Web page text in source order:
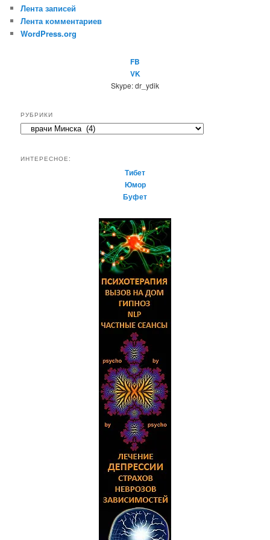
Лента записей
Лента комментариев
WordPress.org
FB
VK
Skype: dr_ydik
РУБРИКИ
р
ИНТЕРЕСНОЕ:
Тибет
Юмор
Буфет